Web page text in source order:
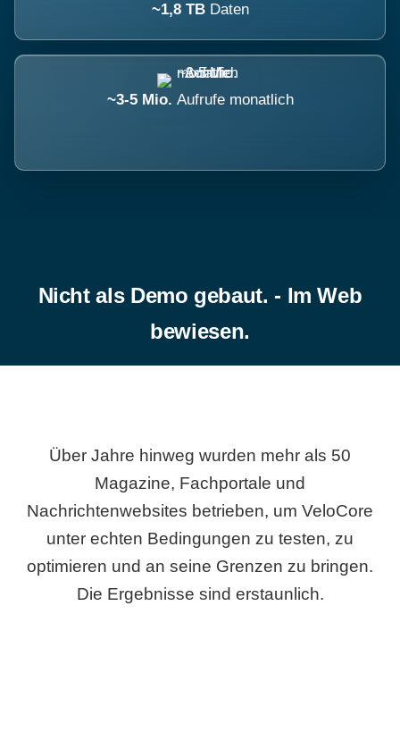
~1,8 TB Daten
~3-5 Mio. Aufrufe monatlich
Nicht als Demo gebaut. - Im Web
bewiesen.
Über Jahre hinweg wurden mehr als 50
Magazine, Fachportale und
Nachrichtenwebsites betrieben, um VeloCore
unter echten Bedingungen zu testen, zu
optimieren und an seine Grenzen zu bringen.
Die Ergebnisse sind erstaunlich.